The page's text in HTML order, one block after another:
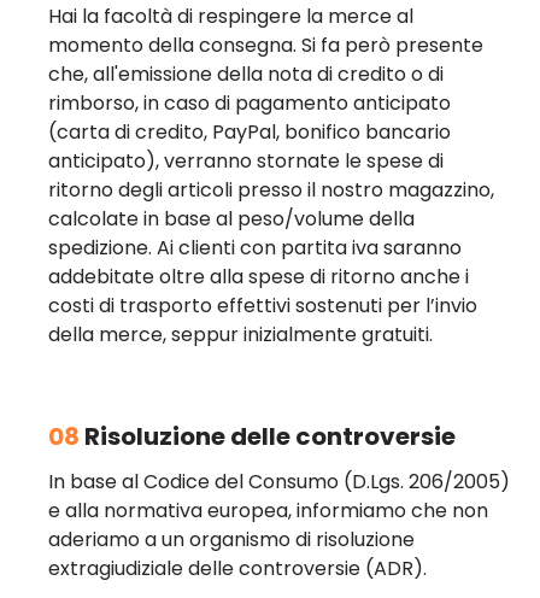
Hai la facoltà di respingere la merce al
momento della consegna. Si fa però presente
che, all'emissione della nota di credito o di
rimborso, in caso di pagamento anticipato
(carta di credito, PayPal, bonifico bancario
anticipato), verranno stornate le spese di
ritorno degli articoli presso il nostro magazzino,
calcolate in base al peso/volume della
spedizione. Ai clienti con partita iva saranno
addebitate oltre alla spese di ritorno anche i
costi di trasporto effettivi sostenuti per l’invio
della merce, seppur inizialmente gratuiti.
08 Risoluzione delle controversie
In base al Codice del Consumo (D.Lgs. 206/2005)
e alla normativa europea, informiamo che non
aderiamo a un organismo di risoluzione
extragiudiziale delle controversie (ADR).